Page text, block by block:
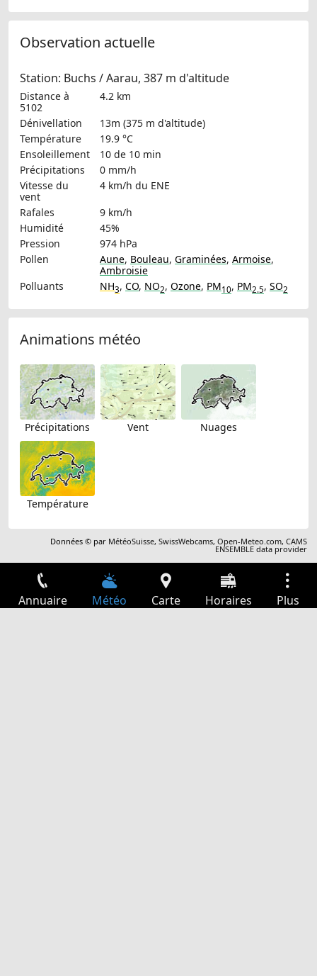
Observation actuelle
Station: Buchs / Aarau, 387 m d'altitude
Distance à
5102
4.2 km
Dénivellation
13m (375 m d'altitude)
Température
19.9 °C
Ensoleillement
10 de 10 min
Précipitations
0 mm/h
Vitesse du
vent
4 km/h du ENE
Rafales
9 km/h
Humidité
45%
Pression
974 hPa
Pollen
Aune, Bouleau, Graminées, Armoise,
Ambroisie
Polluants
NH3, CO, NO2, Ozone, PM10, PM2.5, SO2
Animations météo
Précipitations Vent Nuages
Température
Données © par MétéoSuisse,SwissWebcams,Open-Meteo.com,CAMS
ENSEMBLE data provider
Annuaire Météo Carte Horaires Plus